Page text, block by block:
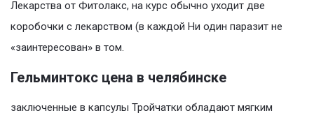
Лекарства от Фитолакс, на курс обычно уходит две
коробочки с лекарством (в каждой Ни один паразит не
«заинтересован» в том.
Гельминтокс цена в челябинске
заключенные в капсулы Тройчатки обладают мягким